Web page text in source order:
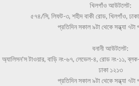
খিলগাঁও আউটলেট:
৫৭৪/সি, লিফট-৩, শহীদ বাকী রোড, খিলগাঁও,
প্রতিদিন সকাল ৯টা থেকে সন্ধ্যা ৭টা
বনানী আউটলেট:
অ্যালিসন'স টাওয়ার, বাড়ি নং-৬৭, লেভেল-৪, রোড নং-১১,
ঢাকা ১২১৩
প্রতিদিন সকাল ৯টা থেকে সন্ধ্যা ৭টা